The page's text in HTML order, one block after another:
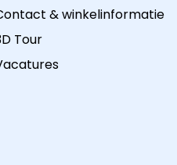
& winkelinformatie
Tour